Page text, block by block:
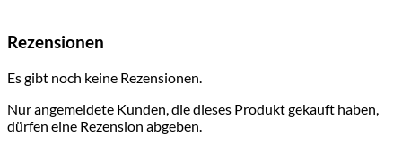
Rezensionen
Es gibt noch keine Rezensionen.
Nur angemeldete Kunden, die dieses Produkt gekauft haben,
dürfen eine Rezension abgeben.